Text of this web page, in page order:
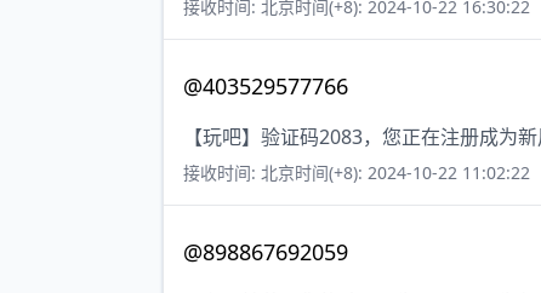
接收时间: 北京时间(+8): 2024-10-22 16:30:22
@403529577766
【玩吧】验证码2083，您正在注册成为
接收时间: 北京时间(+8): 2024-10-22 11:02:22
@898867692059